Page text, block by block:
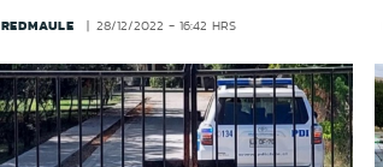
REDMAULE 28/12/2022 - 16:42 HRS